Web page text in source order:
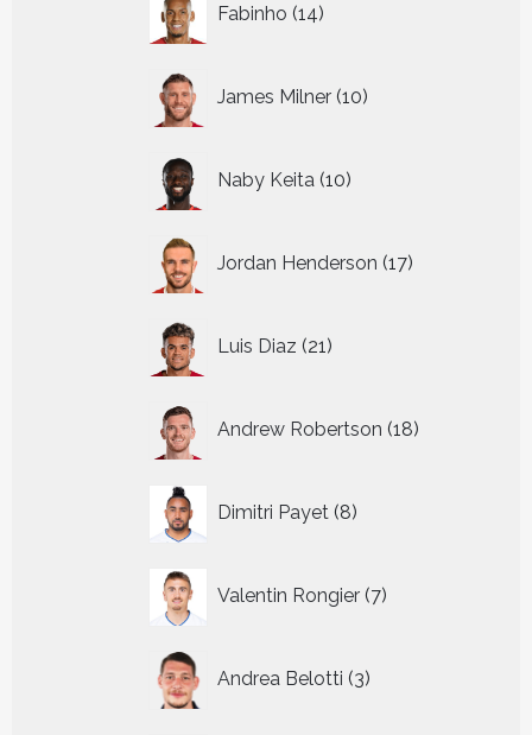
Fabinho 14
producten
James Milner 10
producten
Naby Keita 10
producten
Jordan Henderson 17
producten
Luis Diaz 21
producten
Andrew Robertson 18
producten
Dimitri Payet 8
producten
Valentin Rongier 7
producten
Andrea Belotti 3
producten